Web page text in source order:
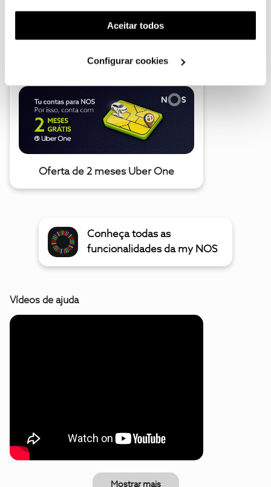
funcionalidade) e adaptar anúncios aos seus interesses
(cookies de publicidade personalizada). Pode gerir a
utilização dos cookies clicando em "Configurar
Aceitar todos
Configurar cookies
A poupança que COMBINA
Oferta de 2 meses Uber One
Conheça todas as
funcionalidades da my NOS
Vídeos de ajuda
Mostrar mais